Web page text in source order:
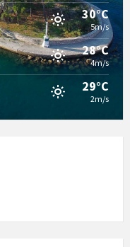
30°C
5m/s
28°C
4m/s
29°C
2m/s